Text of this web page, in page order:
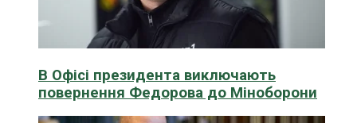
В Офісі президента виключають
повернення Федорова до Міноборони